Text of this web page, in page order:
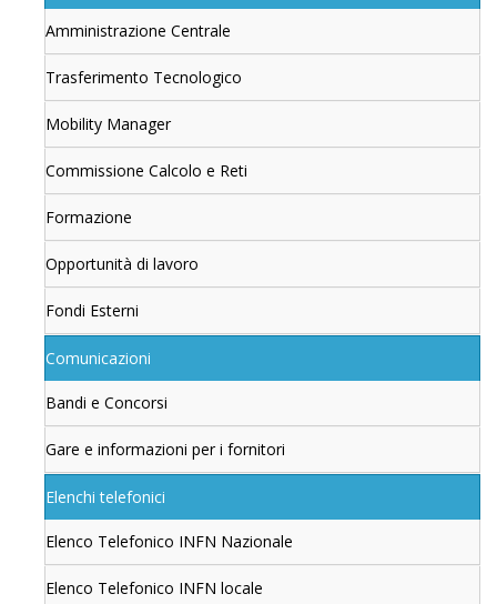
Amministrazione Centrale
Trasferimento Tecnologico
Mobility Manager
Commissione Calcolo e Reti
Formazione
Opportunità di lavoro
Fondi Esterni
Comunicazioni
Bandi e Concorsi
Gare e informazioni per i fornitori
Elenchi telefonici
Elenco Telefonico INFN Nazionale
Elenco Telefonico INFN locale